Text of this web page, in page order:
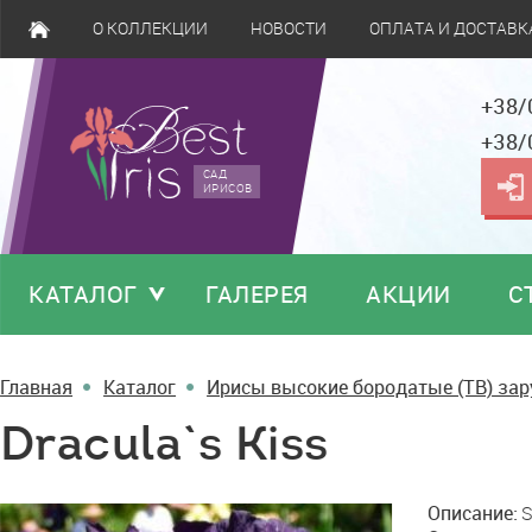
О КОЛЛЕКЦИИ НОВОСТИ ОПЛАТА И
САД
ИРИСОВ
КАТАЛОГ ГАЛЕРЕЯ АКЦИИ
Главная Каталог Ирисы высокие бородатые (TB)
Dracula`s Kiss
Dracula`s
Описание: